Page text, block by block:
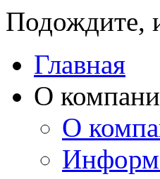
Подождите,
Главная
О
О